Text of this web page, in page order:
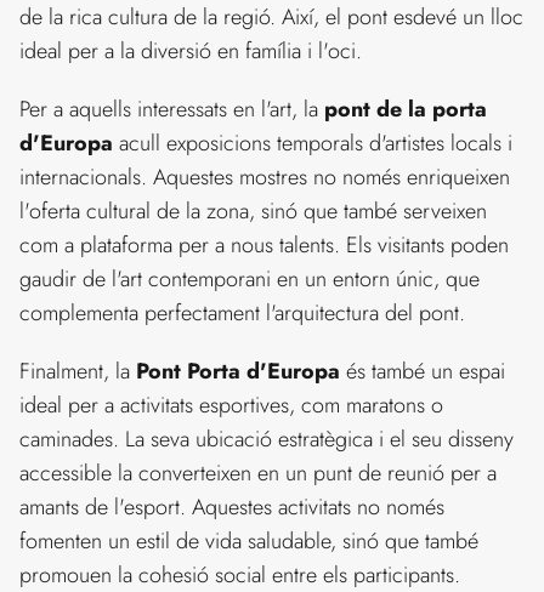
de la rica cultura de la regió. Així, el pont esdevé un lloc
ideal per a la diversió en família i l'oci.
Per a aquells interessats en l'art, la pont de la porta
d'Europa acull exposicions temporals d'artistes locals i
internacionals. Aquestes mostres no només enriqueixen
l'oferta cultural de la zona, sinó que també serveixen
com a plataforma per a nous talents. Els visitants poden
gaudir de l'art contemporani en un entorn únic, que
complementa perfectament l'arquitectura del pont.
Finalment, la Pont Porta d'Europa és també un espai
ideal per a activitats esportives, com maratons o
caminades. La seva ubicació estratègica i el seu disseny
accessible la converteixen en un punt de reunió per a
amants de l'esport. Aquestes activitats no només
fomenten un estil de vida saludable, sinó que també
promouen la cohesió social entre els participants.